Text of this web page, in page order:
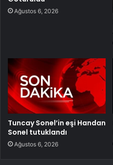
Ağustos 6, 2026
Tuncay Sonel’in eşi Handan
Sonel tutuklandı
Ağustos 6, 2026